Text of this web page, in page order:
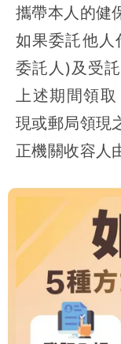
攜帶本人的健
如果委託他人
委託人)及受
上述期間領
現或郵局領現
正機關收容